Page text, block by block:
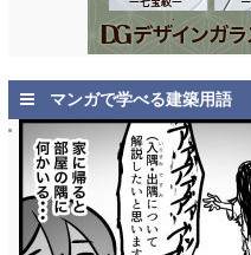
マンガで学べる建築用語